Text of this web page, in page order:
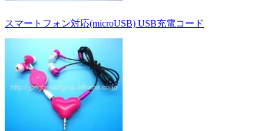
スマートフォン対応(microUSB) USB充電コード